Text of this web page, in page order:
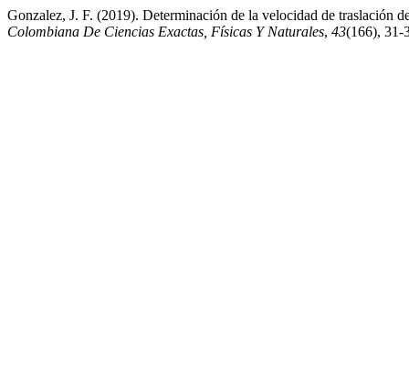
Gonzalez, J. F. (2019). Determinación de la velocidad de traslación
Colombiana De Ciencias Exactas, Físicas Y Naturales, 43(166), 31-